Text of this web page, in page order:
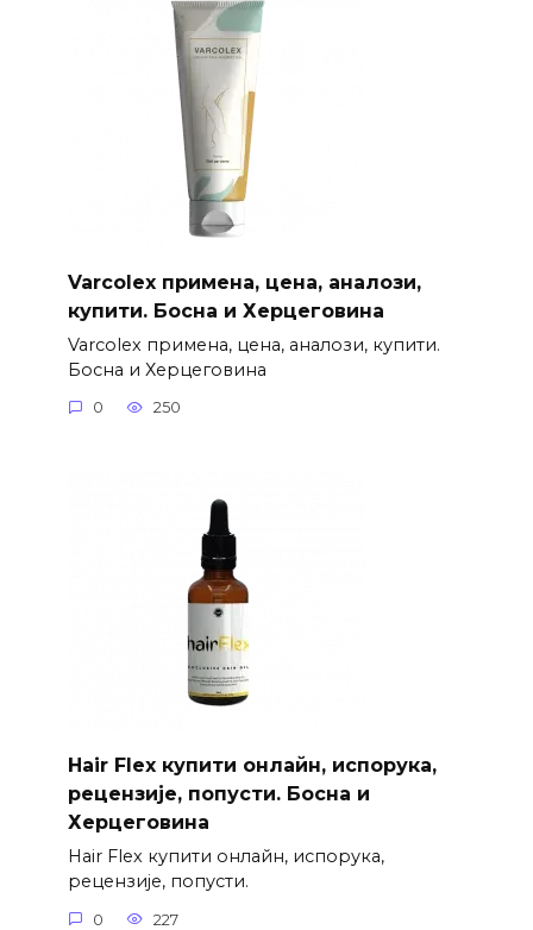
Varcolex примена, цена, аналози,
купити. Босна и Херцеговина
Varcolex примена, цена, аналози, купити.
Босна и Херцеговина
0 250
Hair Flex купити онлайн, испорука,
рецензије, попусти. Босна и
Херцеговина
Hair Flex купити онлайн, испорука,
рецензије, попусти.
0 227